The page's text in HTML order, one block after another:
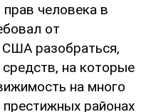
человека в
от
разобраться,
на которые
на много
районах